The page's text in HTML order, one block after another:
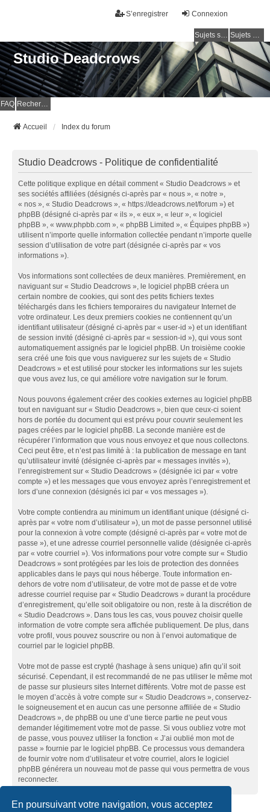
En poursuivant votre navigation, vous acceptez
Connexion
S’enregistrer
Sujets sans réponse Sujets actifs
Studio Deadcrows
FAQ Rechercher
Accueil Index du forum
Studio Deadcrows - Politique de confidentialité
Cette politique explique en détail comment « Studio Deadcrows » et
ses sociétés affiliées (désignés ci-après par « nous », « notre »,
« nos », « Studio Deadcrows », « https://deadcrows.net/forum ») et
phpBB (désigné ci-après par « ils », « eux », « leur », « logiciel
phpBB », « www.phpbb.com », « phpBB Limited », « Équipes phpBB »)
utilisent n’importe quelle information collectée pendant n’importe quelle
session d’utilisation de votre part (désignée ci-après par « vos
informations »).
Vos informations sont collectées de deux manières. Premièrement, en
naviguant sur « Studio Deadcrows », le logiciel phpBB créera un
certain nombre de cookies, qui sont des petits fichiers textes
téléchargés dans les fichiers temporaires du navigateur Internet de
votre ordinateur. Les deux premiers cookies ne contiennent qu’un
identifiant utilisateur (désigné ci-après par « user-id ») et un identifiant
de session invité (désigné ci-après par « session-id »), qui vous sont
automatiquement assignés par le logiciel phpBB. Un troisième cookie
sera créé une fois que vous naviguerez sur les sujets de « Studio
Deadcrows » et est utilisé pour stocker les informations sur les sujets
que vous avez lus, ce qui améliore votre navigation sur le forum.
Nous pouvons également créer des cookies externes au logiciel phpBB
tout en naviguant sur « Studio Deadcrows », bien que ceux-ci soient
hors de portée du document qui est prévu pour couvrir seulement les
pages créées par le logiciel phpBB. La seconde manière est de
récupérer l’information que vous nous envoyez et que nous collectons.
Ceci peut être, et n’est pas limité à : la publication de message en tant
qu’utilisateur invité (désignée ci-après par « messages invités »),
l’enregistrement sur « Studio Deadcrows » (désignée ici par « votre
compte ») et les messages que vous envoyez après l’enregistrement et
lors d’une connexion (désignés ici par « vos messages »).
Votre compte contiendra au minimum un identifiant unique (désigné ci-
après par « votre nom d’utilisateur »), un mot de passe personnel utilisé
pour la connexion à votre compte (désigné ci-après par « votre mot de
passe »), et une adresse courriel personnelle valide (désignée ci-après
par « votre courriel »). Vos informations pour votre compte sur « Studio
Deadcrows » sont protégées par les lois de protection des données
applicables dans le pays qui nous héberge. Toute information en-
dehors de votre nom d’utilisateur, de votre mot de passe et de votre
adresse courriel requise par « Studio Deadcrows » durant la procédure
d’enregistrement, qu’elle soit obligatoire ou non, reste à la discrétion de
« Studio Deadcrows ». Dans tous les cas, vous pouvez choisir quelle
information de votre compte sera affichée publiquement. De plus, dans
votre profil, vous pouvez souscrire ou non à l’envoi automatique de
courriel par le logiciel phpBB.
Votre mot de passe est crypté (hashage à sens unique) afin qu’il soit
sécurisé. Cependant, il est recommandé de ne pas utiliser le même mot
de passe sur plusieurs sites Internet différents. Votre mot de passe est
le moyen d’accès à votre compte sur « Studio Deadcrows », conservez-
le soigneusement et en aucun cas une personne affiliée de « Studio
Deadcrows », de phpBB ou une d’une tierce partie ne peut vous
demander légitimement votre mot de passe. Si vous oubliez votre mot
de passe, vous pouvez utiliser la fonction « J’ai oublié mon mot de
passe » fournie par le logiciel phpBB. Ce processus vous demandera
de fournir votre nom d’utilisateur et votre courriel, alors le logiciel
phpBB générera un nouveau mot de passe qui vous permettra de vous
reconnecter.